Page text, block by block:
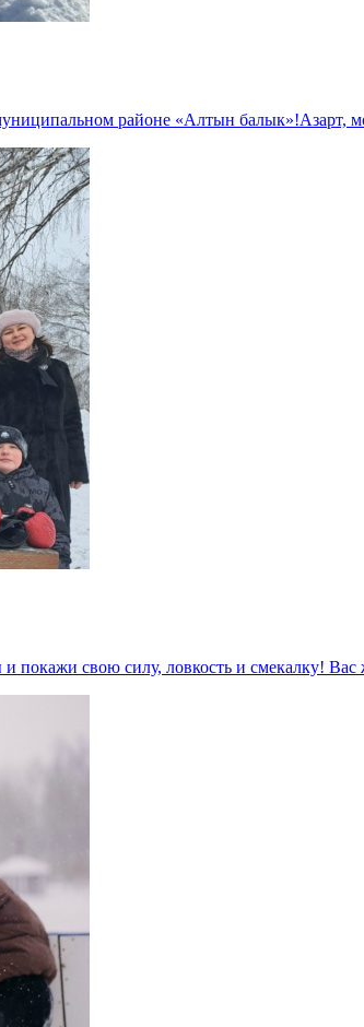
районе «Алтын балык»!Азарт,
покажи свою силу, ловкость и смекалку!